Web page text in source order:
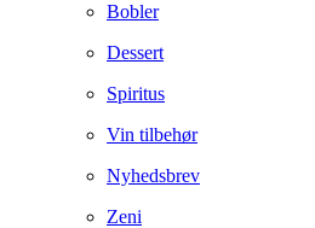
Bobler
Dessert
Spiritus
Vin tilbehør
Nyhedsbrev
Zeni